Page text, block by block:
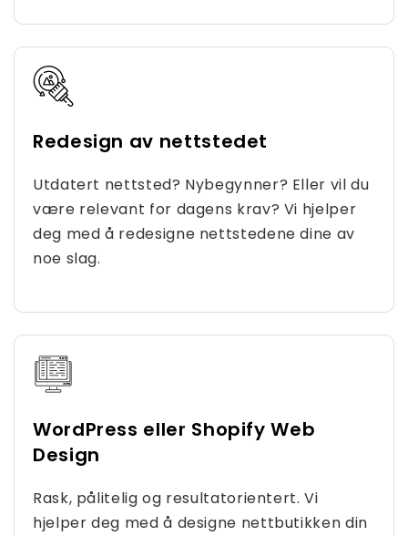
Redesign av nettstedet
Utdatert nettsted? Nybegynner? Eller vil du
være relevant for dagens krav? Vi hjelper
deg med å redesigne nettstedene dine av
noe slag.
WordPress eller Shopify Web
Design
Rask, pålitelig og resultatorientert. Vi
hjelper deg med å designe nettbutikken din